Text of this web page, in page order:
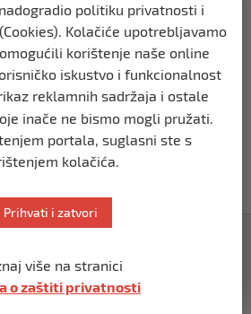
– državni prvak Bosne i
u praktičnom streljaštvu
za dodjelu stipendija redovnim
za akademsku
politiku privatnosti i
Kolačiće upotrebljavamo
korištenje naše online
iskustvo i funkcionalnost
reklamnih sadržaja i ostale
inače ne bismo mogli pružati.
portala, suglasni ste s
kolačića.
Prihvati i zatvori
više na stranici
o zaštiti privatnosti